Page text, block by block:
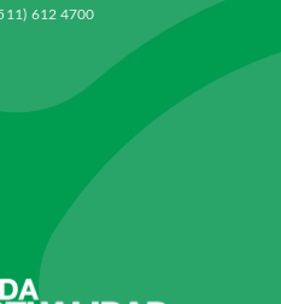
612 4700